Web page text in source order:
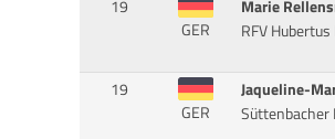
19
GER
Marie
RFV
19
GER
Jaqueline-
Süttenbacher